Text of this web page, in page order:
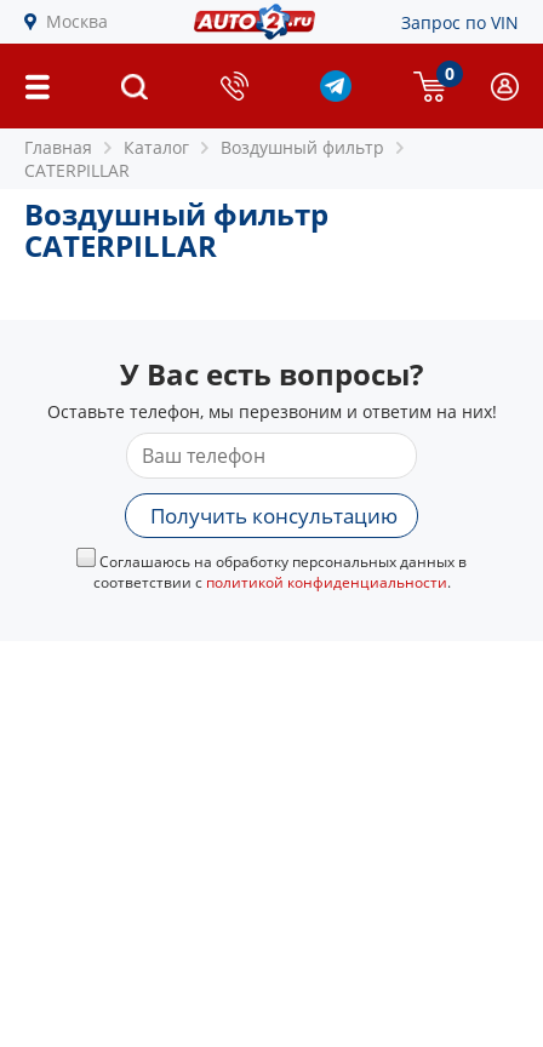
Москва Запрос по VIN
0
Главная Каталог
Воздушный фильтр
CATERPILLAR
Воздушный фильтр
CATERPILLAR
У Вас есть вопросы?
Оставьте телефон, мы перезвоним и ответим на них!
Получить консультацию
Соглашаюсь на обработку персональных данных в
соответствии с политикой конфиденциальности.